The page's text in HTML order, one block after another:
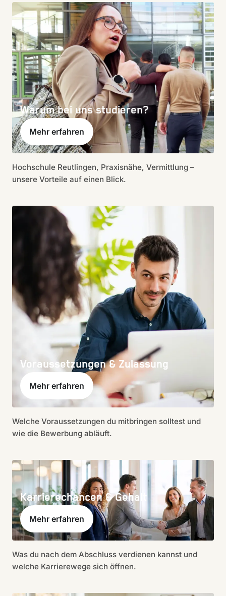
Warum bei uns studieren?
Mehr erfahren
Hochschule Reutlingen, Praxisnähe, Vermittlung –
unsere Vorteile auf einen Blick.
Voraussetzungen & Zulassung
Mehr erfahren
Welche Voraussetzungen du mitbringen solltest und
wie die Bewerbung abläuft.
Karrierechancen & Gehalt
Mehr erfahren
Was du nach dem Abschluss verdienen kannst und
welche Karrierewege sich öffnen.